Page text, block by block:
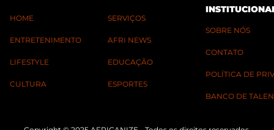
HOME
ENTRETENIMENTO
LIFESTYLE
CULTURA
SERVIÇOS
AFRI NEWS
EDUCAÇÃO
ESPORTES
SOBRE NÓS
CONTATO
POLÍTICA DE
BANCO DE